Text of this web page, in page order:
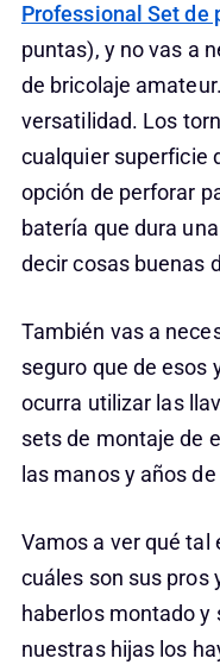
Professional Set de
puntas), y no vas a
de bricolaje
versatilidad. Los
cualquier superficie
opción de perforar
batería que dura
decir cosas buenas
También vas a
seguro que de esos
ocurra utilizar las
sets de montaje de
las manos y años
Vamos a ver qué tal
cuáles son sus pros
haberlos montado y
nuestras hijas los